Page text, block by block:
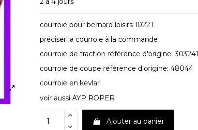
courroie pour bernard loisirs 1022T
préciser la courroie à la commande
courroie de traction référence d'origine: 303241
courroie de coupe référence d'origine: 48044
courroie en kevlar
voir aussi AYP ROPER
Ajouter au panier